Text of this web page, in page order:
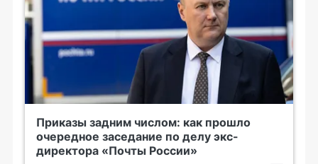
Приказы задним числом: как прошло
очередное заседание по делу экс-
директора «Почты России»